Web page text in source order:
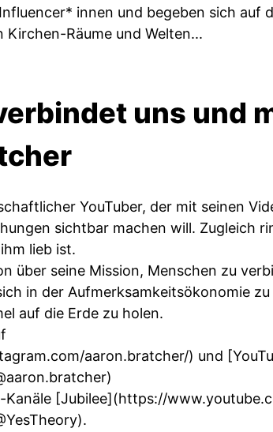
innen und begeben sich auf
Räume und Welten...
uns und
YouTuber, der mit seinen
sichtbar machen will. Zugleich
lieb ist.
über seine Mission, Menschen zu
in der Aufmerksamkeitsökonomie
auf die Erde zu holen.
aaron.bratcher/) und
)
Kanäle [Jubilee](https://
).